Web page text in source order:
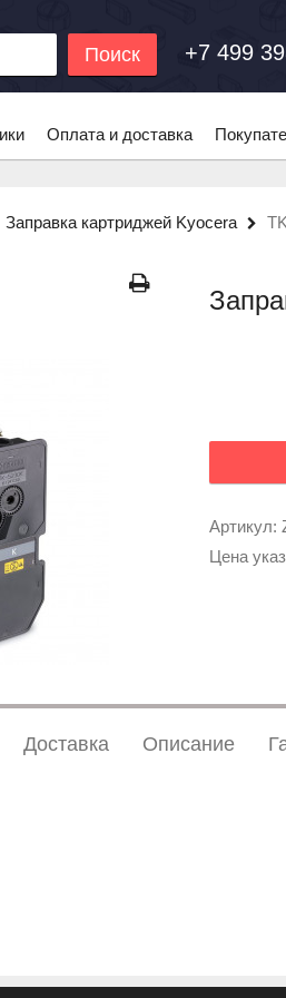
Поиск +7 499
Оплата и доставка
Заправка картриджей Kyocera
Артикул:
Цена
Доставка Описание